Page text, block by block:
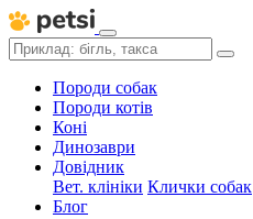
Породи собак
Породи котів
Коні
Динозаври
Довідник
Вет. клініки Клички собак
Блог